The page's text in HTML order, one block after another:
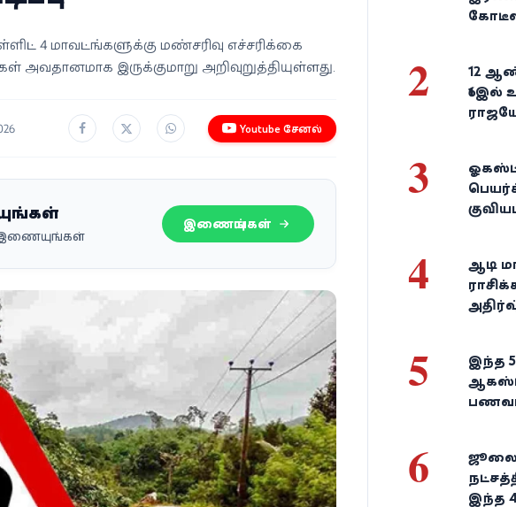
4 மாவட்டங்களுக்கு மண்சரிவு எச்சரிக்கை
அவதானமாக இருக்குமாறு அறிவுறுத்தியுள்ளது.
Youtube சேனல்
இணையுங்கள்
இணையுங்கள்
2
12
16இல்
3
ஓகஸ்ட்
4
ஆடி
5
இந்த 5
6
ஜூலை
இந்த